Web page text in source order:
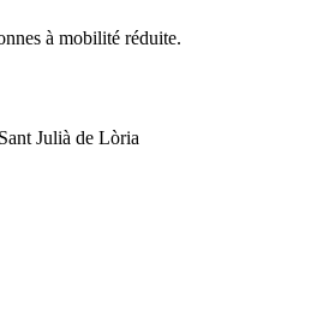
à mobilité réduite.
Julià de Lòria